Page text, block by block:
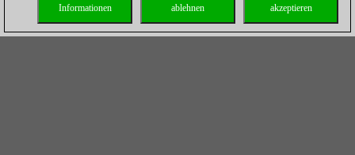
akzeptieren
ablehnen
Informationen